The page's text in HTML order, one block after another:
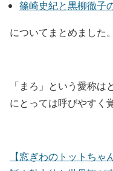
篠崎史紀と黒柳徹子
についてまとめました。
「まろ」という愛称
にとっては呼びやすく
【窓ぎわのトットち